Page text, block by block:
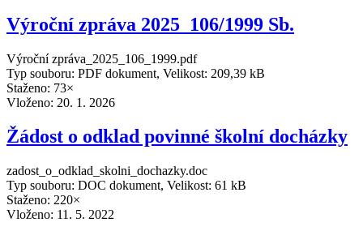
Výroční zpráva 2025_106/1999 Sb.
Výroční zpráva_2025_106_1999.pdf
Typ souboru: PDF dokument, Velikost: 209,39 kB
Staženo: 73×
Vloženo: 20. 1. 2026
Žádost o odklad povinné školní docházky
zadost_o_odklad_skolni_dochazky.doc
Typ souboru: DOC dokument, Velikost: 61 kB
Staženo: 220×
Vloženo: 11. 5. 2022